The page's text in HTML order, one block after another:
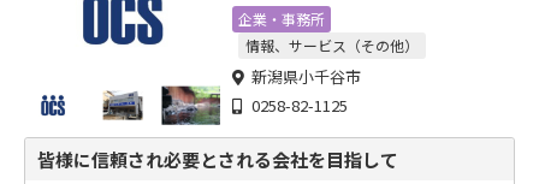
です
企業・事務所
情報、サービス（その他）
新潟県小千谷市
0258-82-1125
皆様に信頼され必要とされる会社を目指して